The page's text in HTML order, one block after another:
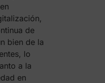
de
bien de la
lo
a la
en